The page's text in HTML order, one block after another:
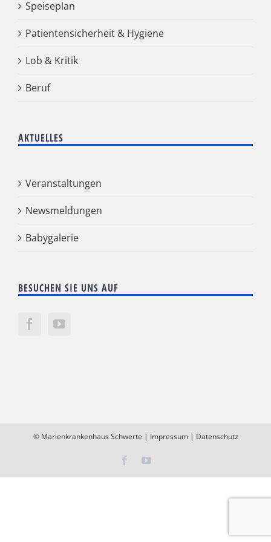
Speiseplan
Patientensicherheit & Hygiene
Lob & Kritik
Beruf
AKTUELLES
Veranstaltungen
Newsmeldungen
Babygalerie
BESUCHEN SIE UNS AUF
© Marienkrankenhaus Schwerte | Impressum| Datenschutz
FacebookYouTube